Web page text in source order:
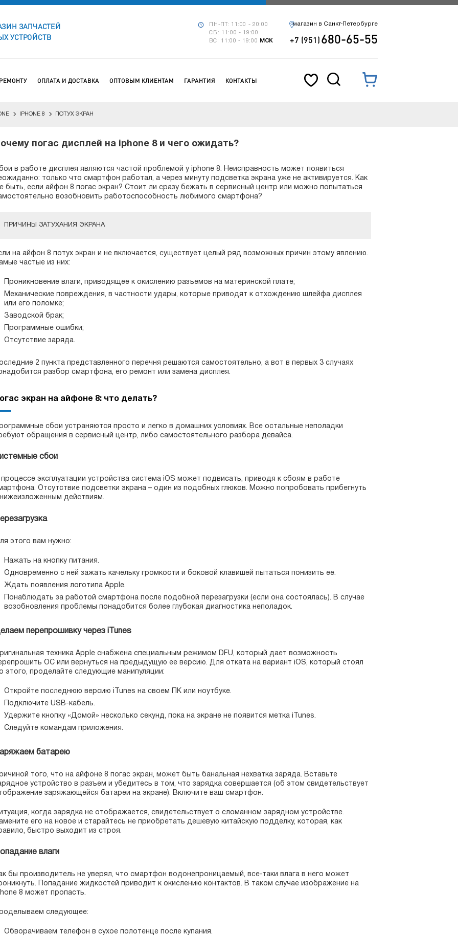
ЗАПЧАСТЕЙ
УСТРОЙСТВ
ПН-ПТ: 11:00 - 20:00
СБ: 11:00 - 19:00
ВС: 11:00 - 19:00
МСК
магазин в Санкт-Петербурге
+7 (951)680-65-55
ОПЛАТА И ДОСТАВКА ОПТОВЫМ КЛИЕНТАМ ГАРАНТИЯ КОНТАКТЫ
IPHONE 8 ПОТУХ ЭКРАН
погас дисплей на iphone 8 и чего ожидать?
в работе дисплея являются частой проблемой у iphone 8. Неисправность может появиться
только что смартфон работал, а через минуту подсветка экрана уже не активируется. Как
быть, если айфон 8 погас экран? Стоит ли сразу бежать в сервисный центр или можно попытаться
возобновить работоспособность любимого смартфона?
ПРИЧИНЫ ЗАТУХАНИЯ ЭКРАНА
на айфон 8 потух экран и не включается, существует целый ряд возможных причин этому явлению.
частые из них:
Проникновение влаги, приводящее к окислению разъемов на материнской плате;
Механические повреждения, в частности удары, которые приводят к отхождению шлейфа дисплея
или его поломке;
Заводской брак;
Программные ошибки;
Отсутствие заряда.
2 пункта представленного перечня решаются самостоятельно, а вот в первых 3 случаях
разбор смартфона, его ремонт или замена дисплея.
экран на айфоне 8: что делать?
сбои устраняются просто и легко в домашних условиях. Все остальные неполадки
обращения в сервисный центр, либо самостоятельного разбора девайса.
сбои
эксплуатации устройства система iOS может подвисать, приводя к сбоям в работе
Отсутствие подсветки экрана – один из подобных глюков. Можно попробовать прибегнуть
действиям.
этого вам нужно:
Нажать на кнопку питания.
Одновременно с ней зажать качельку громкости и боковой клавишей пытаться понизить ее.
Ждать появления логотипа Apple.
Понаблюдать за работой смартфона после подобной перезагрузки (если она состоялась). В случае
возобновления проблемы понадобится более глубокая диагностика неполадок.
перепрошивку через iTunes
техника Apple снабжена специальным режимом DFU, который дает возможность
ОС или вернуться на предыдущую ее версию. Для отката на вариант iOS, который стоял
этого, проделайте следующие манипуляции:
Откройте последнюю версию iTunes на своем ПК или ноутбуке.
Подключите USB-кабель.
Удержите кнопку «Домой» несколько секунд, пока на экране не появится метка iTunes.
Следуйте командам приложения.
батарею
того, что на айфоне 8 погас экран, может быть банальная нехватка заряда. Вставьте
устройство в разъем и убедитесь в том, что зарядка совершается (об этом свидетельствует
заряжающейся батареи на экране). Включите ваш смартфон.
когда зарядка не отображается, свидетельствует о сломанном зарядном устройстве.
его на новое и старайтесь не приобретать дешевую китайскую подделку, которая, как
быстро выходит из строя.
влаги
бы производитель не уверял, что смартфон водонепроницаемый, все-таки влага в него может
Попадание жидкостей приводит к окислению контактов. В таком случае изображение на
8 может пропасть.
следующее:
Обворачиваем телефон в сухое полотенце после купания.